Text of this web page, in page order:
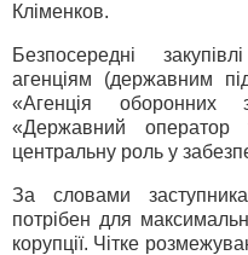
Кліменков.
Безпосередні
агенціям (державним
«Агенція
«Державний оператор
центральну роль у
За словами
потрібен для
корупції. Чітке